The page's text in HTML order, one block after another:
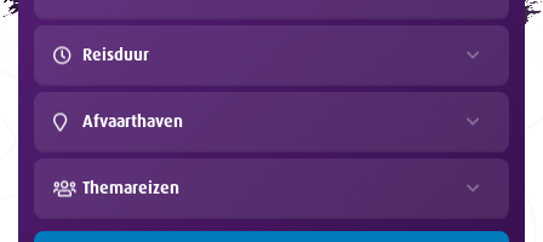
Reisduur
Afvaarthaven
Themareizen